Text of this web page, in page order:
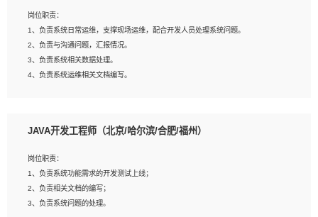
征，可独立提出完整的优化方案,并推动方案执行达成结果；熟练使用PPT、
WORD、EXCEL等办公软件；
3、深入理解公司各项AI产品和技术信息；具有较强的文档编写能力，能独立撰写
PPT、方案建议书等，面试时需携带个人制作的专业PPT文件进行展示。
岗位职责：
1、负责系统日常运维，支撑现场运维，配合开发人员处理系统问题。
2、负责与沟通问题，汇报情况。
3、负责系统相关数据处理。
4、负责系统运维相关文档编写。
岗位要求：
2、精通linux命令。
3、熟悉oracle、mysql 数据库。
4、善于沟通，具有良好的团队合作精神和协作能力。
5、必须有实际的生产环境系统维护经验。
JAVA开发工程师（北京/哈尔滨/合肥/福州）
岗位职责：
1、负责系统功能需求的开发测试上线；
2、负责相关文档的编写；
3、负责系统问题的处理。